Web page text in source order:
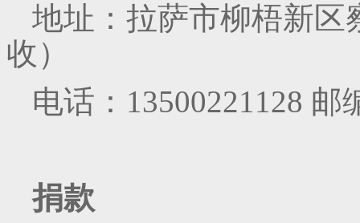
地址：拉萨市柳梧新区
收）
电话：13500221128 邮
捐款